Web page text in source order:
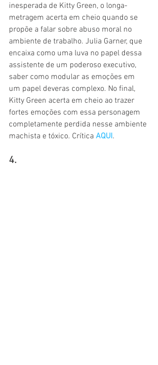
inesperada de Kitty Green, o longa-
metragem acerta em cheio quando se
propõe a falar sobre abuso moral no
ambiente de trabalho. Julia Garner, que
encaixa como uma luva no papel dessa
assistente de um poderoso executivo,
saber como modular as emoções em
um papel deveras complexo. No final,
Kitty Green acerta em cheio ao trazer
fortes emoções com essa personagem
completamente perdida nesse ambiente
machista e tóxico. Crítica AQUI.
4.